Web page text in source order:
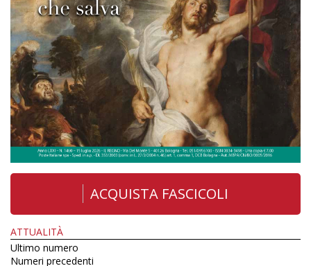
ACQUISTA FASCICOLI
ATTUALITÀ
Ultimo numero
Numeri precedenti